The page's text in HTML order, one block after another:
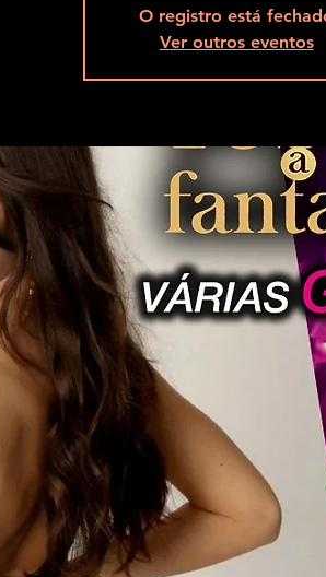
O registro está
Ver outros eventos